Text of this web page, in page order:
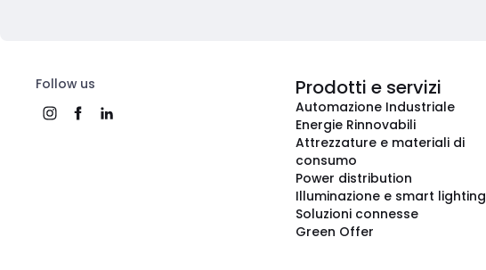
Follow us Prodotti e servizi
Automazione Industriale
Energie Rinnovabili
Attrezzature e materiali di
consumo
Power distribution
Illuminazione e smart lighting
Soluzioni connesse
Green Offer